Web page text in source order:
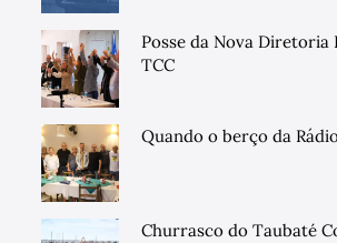
Posse da Nova Diretoria
TCC
Quando o berço da
Churrasco do Taubaté